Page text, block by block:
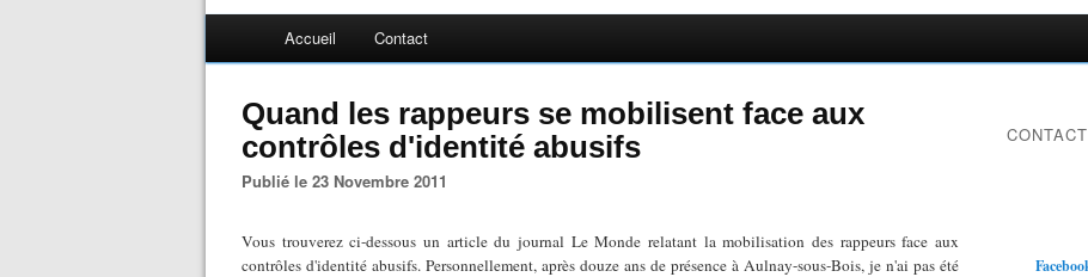
Accueil Contact
Quand les rappeurs se mobilisent face aux
contrôles d'identité abusifs
Publié le 23 Novembre 2011
Vous trouverez ci-dessous un article du journal Le Monde relatant la mobilisation des rappeurs face aux
contrôles d'identité abusifs. Personnellement, après douze ans de présence à Aulnay-sous-Bois, je n'ai pas été